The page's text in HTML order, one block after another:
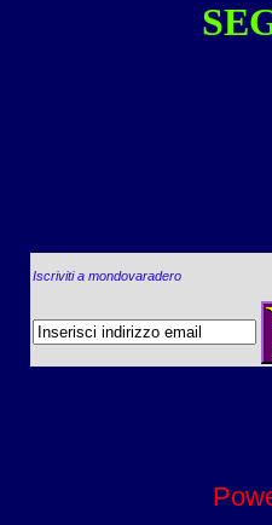
Iscriviti a mondovaradero